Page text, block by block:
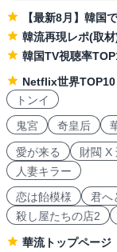
【最新8月】韓国
韓流再現レポ(取材
韓国TV視聴率
Netflix世界TOP10
トンイ
鬼宮
奇皇后
愛が来る 財閥 X
人妻キラー
恋は飴模様
君へ
殺し屋たちの店2
華流トップページ